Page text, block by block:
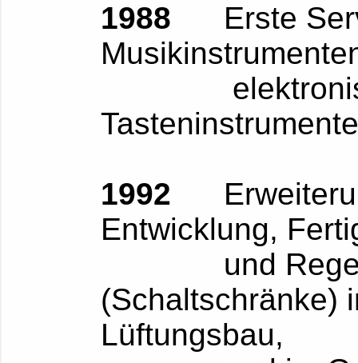
1988 Erste
1992
Entwicklung,
und
(Schaltschränke)
Lüftungsbau,